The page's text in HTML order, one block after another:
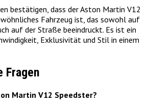
bestätigen, dass der Aston Martin V12
Fahrzeug ist, das sowohl auf
auf der Straße beeindruckt. Es ist ein
Exklusivität und Stil in einem
Fragen
Martin V12 Speedster?